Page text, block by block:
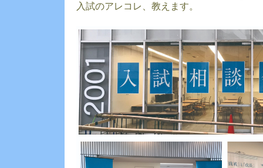
入試のアレコレ、教えます。